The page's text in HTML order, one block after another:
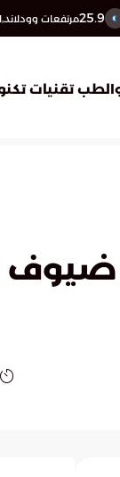
25.9مرتفعات
تقنيات
ضيوف